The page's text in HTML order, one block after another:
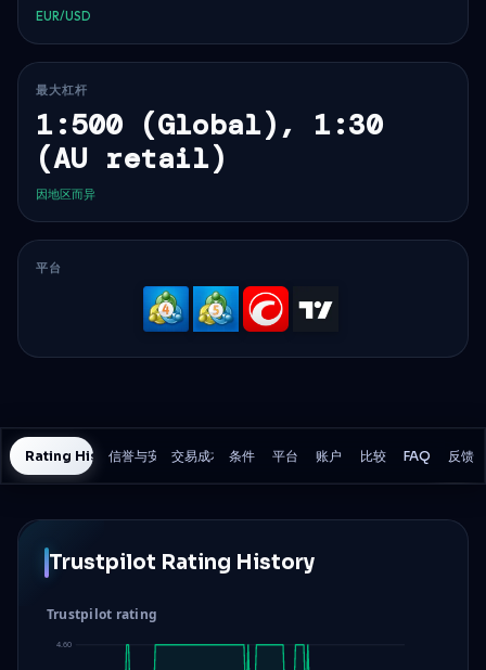
EUR/USD
最大杠杆
1:500 (Global), 1:30
(AU retail)
因地区而异
平台
MetaTrader
4
MetaTrader
5
cTrader
Rating History信誉与安全交易成本 条件 平台 账户 比较 FAQ 反馈
Trustpilot Rating History
Trustpilot rating
4.60